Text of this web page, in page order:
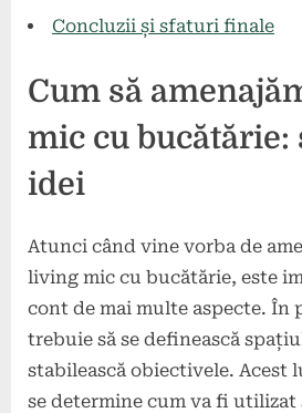
Concluzii și sfaturi finale
Cum să
mic cu
idei
Atunci când vine vorba de
living mic cu bucătărie, este
cont de mai multe aspecte. În
trebuie să se definească
stabilească obiectivele. Acest
se determine cum va fi utilizat